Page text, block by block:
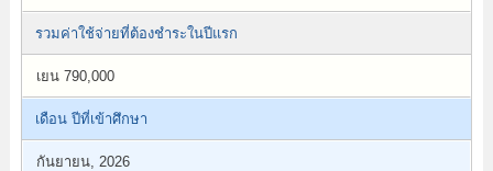
รวมค่าใช้จ่ายที่ต้องชำระในปีแรก
เยน 790,000
เดือน ปีที่เข้าศึกษา
กันยายน, 2026